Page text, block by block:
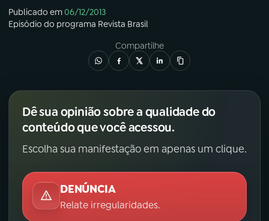
TikTok
Publicado em06/12/2013
Episódio do programa Revista Brasil
Compartilhe
Dê sua opinião sobre a qualidade do
conteúdo que você acessou.
Escolha sua manifestação em apenas um clique.
DENÚNCIA
Relate irregularidades.